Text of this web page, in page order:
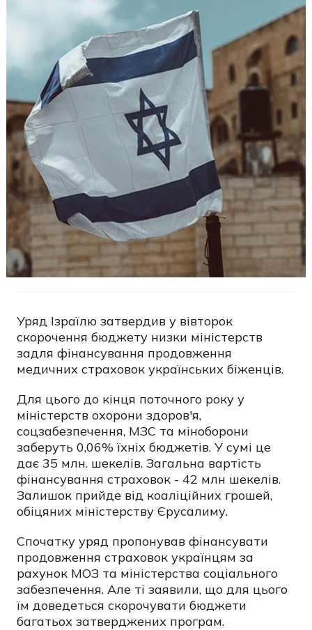
Уряд Ізраїлю затвердив у вівторок
скорочення бюджету низки міністерств
задля фінансування продовження
медичних страховок українських біженців.
Для цього до кінця поточного року у
міністерств охорони здоров'я,
соцзабезпечення, МЗС та міноборони
заберуть 0,06% їхніх бюджетів. У сумі це
дає 35 млн. шекелів. Загальна вартість
фінансування страховок - 42 млн шекелів.
Залишок прийде від коаліційних грошей,
обіцяних міністерству Єрусалиму.
Спочатку уряд пропонував фінансувати
продовження страховок українцям за
рахунок МОЗ та міністерства соціального
забезпечення. Але ті заявили, що для цього
їм доведеться скорочувати бюджети
багатьох затверджених програм.